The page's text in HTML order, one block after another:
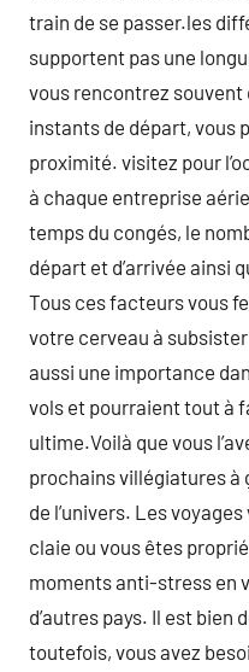
train de se passer.les
supportent pas une
vous rencontrez souvent
instants de départ, vous
proximité. visitez pour
à chaque entreprise
temps du congés, le
départ et d’arrivée ainsi
Tous ces facteurs vous
votre cerveau à
aussi une importance
vols et pourraient tout à
ultime.Voilà que vous
prochains villégiatures à
de l’univers. Les
claie ou vous êtes
moments anti-stress en
d’autres pays. Il est bien
toutefois, vous avez